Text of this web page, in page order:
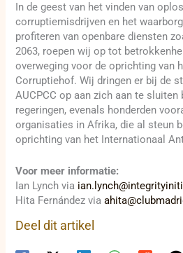
In de geest van het vinden van
corruptiemisdrijven en het
profiteren van openbare diensten
2063, roepen wij op tot
overweging voor de oprichting van
Corruptiehof. Wij dringen er bij de
AUCPCC op aan zich aan te
regeringen, evenals honderden
organisaties in Afrika, die al steun
oprichting van het Internationaal
Voor meer informatie:
Ian Lynch via
Hita Fernández via
Deel dit artikel